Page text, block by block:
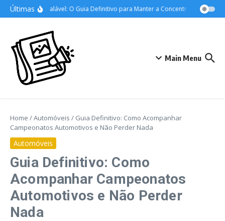
Ir para o conteúdo
Últimas
Foco Inabalável: O Guia Definitivo para Manter a Concentração nos
Main Menu
Home /Automóveis / Guia Definitivo: Como Acompanhar
Campeonatos Automotivos e Não Perder Nada
Automóveis
Guia Definitivo: Como
Acompanhar Campeonatos
Automotivos e Não Perder
Nada